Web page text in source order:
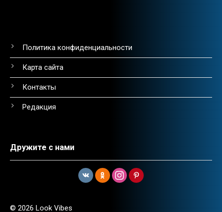
Политика конфиденциальности
Карта сайта
Контакты
Редакция
Дружите с нами
© 2026 Look Vibes